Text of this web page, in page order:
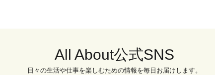
All About公式SNS
日々の生活や仕事を楽しむための情報を毎日お届けします。